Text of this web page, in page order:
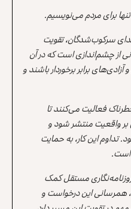
برای مردم می‌نویسیم.
سرکوب‌شدگان، تقویت
از چشم‌اندازی است که در آن
برابر برخوردار باشند و
فعالیت می‌کنند تا
واقعیت منتشر شود و
تداوم این کار، به حمایت
است.
روزنامه‌نگاری مستقل کمک
همرسانی این درخواست و